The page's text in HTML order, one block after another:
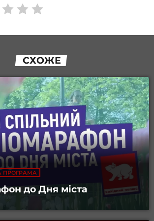
СХОЖЕ
ПРОГРАМА
до Дня міста